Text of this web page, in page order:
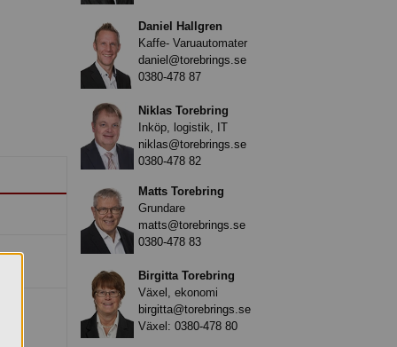
Daniel Hallgren
Kaffe- Varuautomater
daniel@torebrings.se
0380-478 87
Niklas Torebring
Inköp, logistik, IT
niklas@torebrings.se
0380-478 82
Matts Torebring
Grundare
matts@torebrings.se
0380-478 83
Birgitta Torebring
Växel, ekonomi
birgitta@torebrings.se
Växel: 0380-478 80